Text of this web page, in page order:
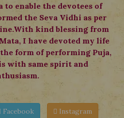
to enable the devotees of
the Seva Vidhi as per
kind blessing from
I have devoted my life
form of performing Puja,
with same spirit and
Facebook Instagram